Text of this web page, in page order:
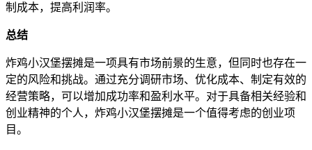
制成本，提高利润率。
总结
炸鸡小汉堡摆摊是一项具有市场前景的生意，但同时也存在一
定的风险和挑战。通过充分调研市场、优化成本、制定有效的
经营策略，可以增加成功率和盈利水平。对于具备相关经验和
创业精神的个人，炸鸡小汉堡摆摊是一个值得考虑的创业项
目。